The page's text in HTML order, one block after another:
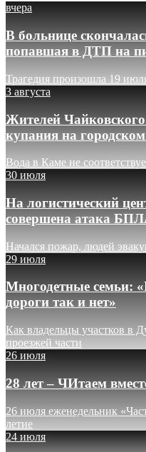
вчера
В больнице
попавшая в ДТП на
Трагедия произошла 19
3 августа
Жителей
купания на
Вода в Каме не
30 июля
На логистический
совершена атака
Начался пожар, людей
29 июля
Многодетные семьи:
дороги так и нет»
Как владельцы участков в
проезжей части
26 июля
28 лет – ЧИтаем
26 июля еженедельник
летие
24 июля